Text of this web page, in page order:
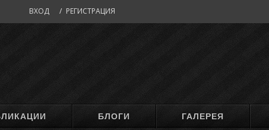
ВХОД / РЕГИСТРАЦИЯ
БЛОГИ ГАЛЕРЕЯ